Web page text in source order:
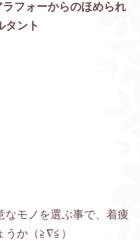
フォーからのほめられ
タント
なモノを選ぶ事で、着痩
うか（≧∇≦）